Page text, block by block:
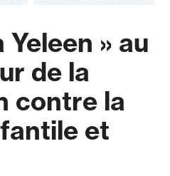
Yeleen » au
de la
contre la
et